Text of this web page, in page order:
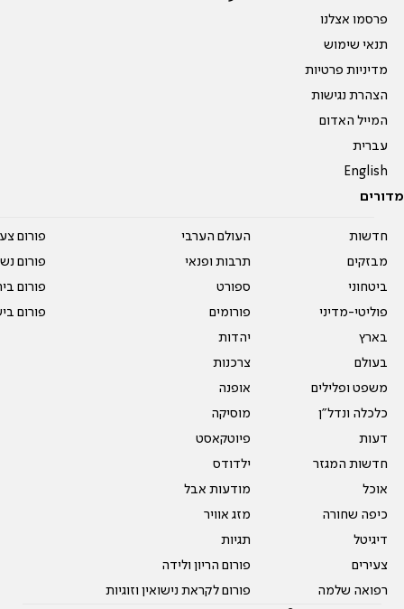
פרסמו אצלנו
תנאי שימוש
מדיניות פרטיות
הצהרת נגישות
המייל האדום
עברית
English
מדורים
חדשות
מבזקים
ביטחוני
פוליטי-מדיני
בארץ
בעולם
משפט ופלילים
כלכלה ונדל"ן
דעות
חדשות המגזר
אוכל
כיפה שחורה
דיגיטל
צעירים
רפואה שלמה
העולם הערבי
תרבות ופנאי
ספורט
פורומים
יהדות
צרכנות
אופנה
מוסיקה
פיוטקאסט
ילדודס
מודעות אבל
מזג אוויר
תגיות
פורום הריון ולידה
פורום לקראת נישואין וזוגיות
פורום
פורום
פורום
פורום